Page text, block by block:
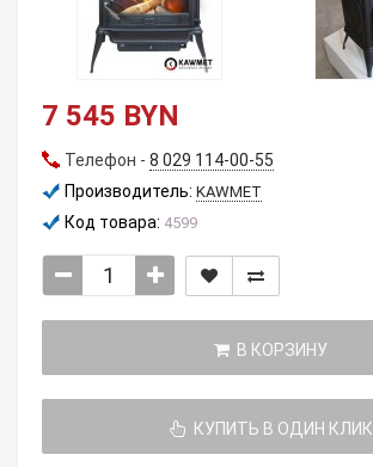
7 545 BYN
Телефон - 8 029 114-00-55
Производитель: KAWMET
Код товара: 4599
В КОРЗИНУ
КУПИТЬ В ОДИН КЛИК